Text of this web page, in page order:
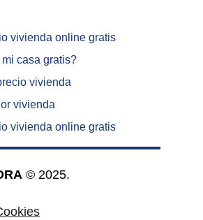
© 2025.
vivienda online gratis
casa gratis?
vivienda
vivienda
vivienda online gratis